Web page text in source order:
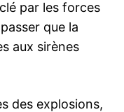
par les forces
que la
aux sirènes
des explosions,